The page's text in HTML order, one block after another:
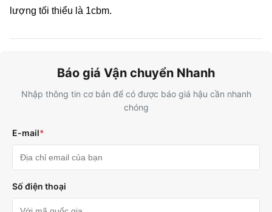
lượng tối thiểu là 1cbm.
Báo giá Vận chuyển Nhanh
Nhập thông tin cơ bản để có được báo giá hậu cần nhanh
chóng
E-mail*
Số điện thoại